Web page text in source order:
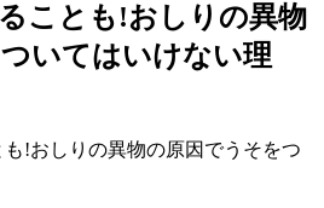
ことも!おしりの異物
いてはいけない理